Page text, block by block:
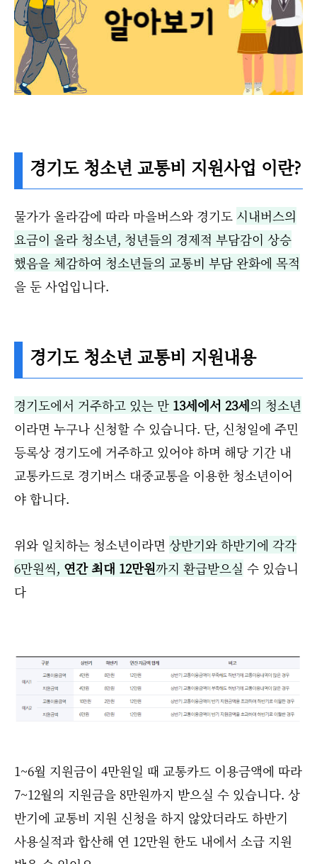
경기도 청소년 교통비 지원사업 이란?
물가가 올라감에 따라 마을버스와 경기도 시내버스의
요금이 올라 청소년, 청년들의 경제적 부담감이 상승
했음을 체감하여 청소년들의 교통비 부담 완화에 목적
을 둔 사업입니다.
경기도 청소년 교통비 지원내용
경기도에서 거주하고 있는 만 13세에서 23세의 청소년
이라면 누구나 신청할 수 있습니다. 단, 신청일에 주민
등록상 경기도에 거주하고 있어야 하며 해당 기간 내
교통카드로 경기버스 대중교통을 이용한 청소년이어
야 합니다.
위와 일치하는 청소년이라면 상반기와 하반기에 각각
6만원씩, 연간 최대 12만원까지 환급받으실 수 있습니
다
1~6월 지원금이 4만원일 때 교통카드 이용금액에 따라
7~12월의 지원금을 8만원까지 받으실 수 있습니다. 상
반기에 교통비 지원 신청을 하지 않았더라도 하반기
사용실적과 합산해 연 12만원 한도 내에서 소급 지원